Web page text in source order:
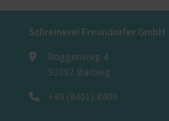
Schreinerei Freundorfer GmbH
Roggenweg 4
93092 Barbing
+49 (9401) 8400